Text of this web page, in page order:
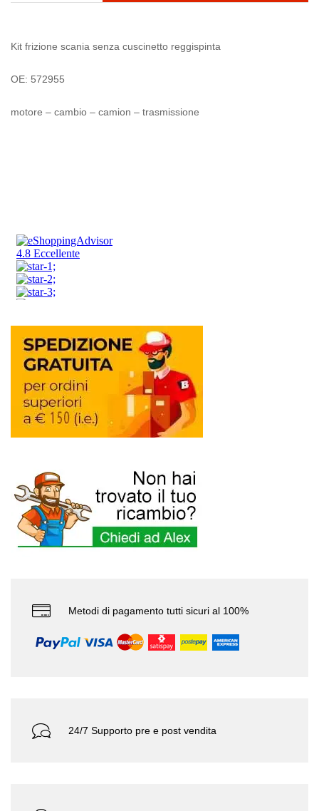
Kit frizione scania senza cuscinetto reggispinta
OE: 572955
motore – cambio – camion – trasmissione
Metodi di pagamento tutti sicuri al 100%
24/7 Supporto pre e post vendita